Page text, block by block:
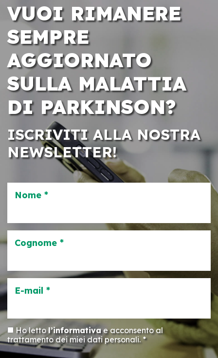
VUOI RIMANERE
SEMPRE
AGGIORNATO
SULLA MALATTIA
DI PARKINSON?
ISCRIVITI ALLA NOSTRA
NEWSLETTER!
Nome *
Cognome *
E-mail *
Ho lettol’informativae acconsento al
trattamento dei miei dati personali. *